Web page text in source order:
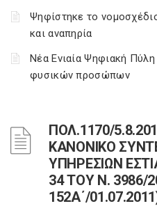
Ψηφίστηκε το
και αναπηρία
Νέα Ενιαία Ψηφιακή
φυσικών προσώπων
ΠΟΛ.1170/
ΚΑΝΟΝΙΚΟ
ΥΠΗΡΕΣΙΩΝ
34 ΤΟΥ Ν. 3986/
152Α΄/